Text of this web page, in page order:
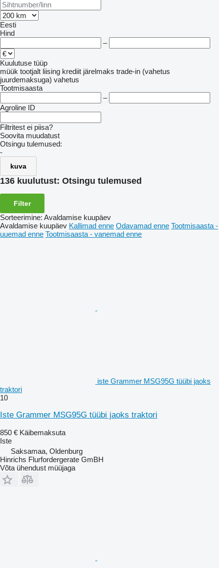
Eesti
Hind
–
Kuulutuse tüüp
müük tootjalt liising krediit järelmaks trade-in (vahetus
juurdemaksuga) vahetus
Tootmisaasta
–
Agroline ID
Filtritest ei piisa?
Soovita muudatust
Otsingu tulemused:
-
kuva
136 kuulutust: Otsingu tulemused
Filter
Sorteerimine: Avaldamise kuupäev
Avaldamise kuupäev Kallimad enne Odavamad enne Tootmisaasta -
uuemad enne Tootmisaasta - vanemad enne
iste Grammer MSG95G tüübi jaoks
traktori
10
Iste Grammer MSG95G tüübi jaoks traktori
850 € Käibemaksuta
Iste
Saksamaa, Oldenburg
Hinrichs Flurfordergerate GmBH
Võta ühendust müüjaga